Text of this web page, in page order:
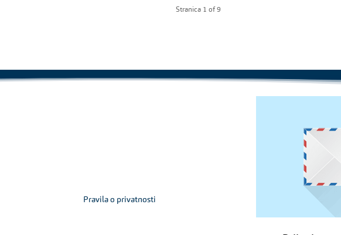
Stranica 1 of 9
Pravila o privatnosti